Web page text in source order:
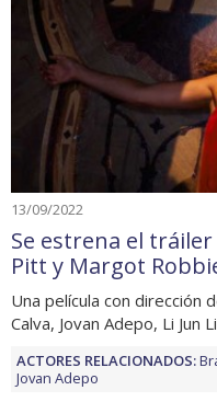
13/09/2022
Se estrena el
Pitt y Margot
Una película con dirección
Calva, Jovan Adepo, Li Jun
ACTORES RELACIONADOS:
Jovan Adepo